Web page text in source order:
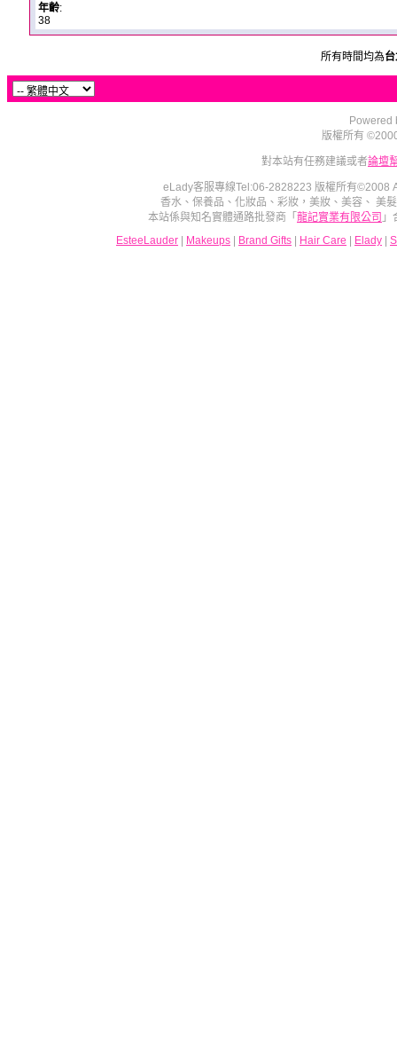
年齡:
38
所有時間均為
Powered
版權所有
對本站有任務建議或者論壇
eLady客服專線Tel:06-2828223 版權所有©2008
香水、保養品、化妝品、彩妝，美妝、美容、 美
本站係與知名實體通路批發商「 龍記實業有限公司
EsteeLauder
Makeups Brand Gifts Hair Care Elady